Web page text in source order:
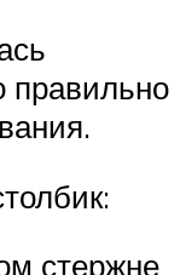
правильно
стержне